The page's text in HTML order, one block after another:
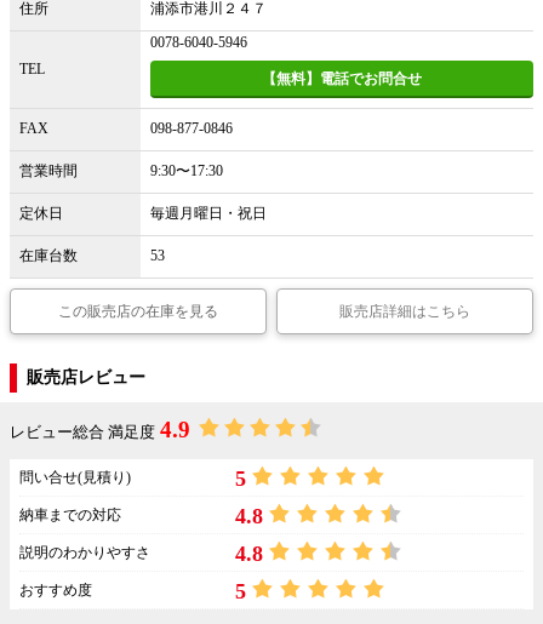
住所 浦添市港川２４７
TEL
0078-6040-5946
【無料】電話でお問合せ
FAX 098-877-0846
営業時間 9:30〜17:30
定休日 毎週月曜日・祝日
在庫台数 53
この販売店の在庫を見る 販売店詳細はこちら
販売店レビュー
レビュー総合 満足度 4.9
問い合せ(見積り) 5
納車までの対応 4.8
説明のわかりやすさ 4.8
おすすめ度 5